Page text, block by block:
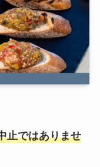
止ではありませ